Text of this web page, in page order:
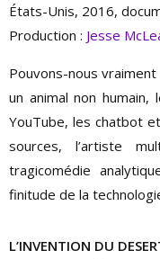
États-Unis, 2016,
Production : Jesse
Pouvons-nous
un animal non
YouTube, les chatbot
sources, l’artiste
tragicomédie
finitude de la
L’INVENTION DU